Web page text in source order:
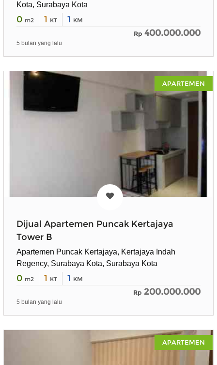
Kota, Surabaya Kota
0 m2 1 KT 1 KM
Rp 400.000.000
5 bulan yang lalu
APARTEMEN
Dijual Apartemen Puncak Kertajaya
Tower B
Apartemen Puncak Kertajaya, Kertajaya Indah
Regency, Surabaya Kota, Surabaya Kota
0 m2 1 KT 1 KM
Rp 200.000.000
5 bulan yang lalu
APARTEMEN